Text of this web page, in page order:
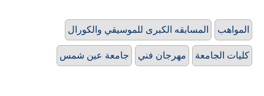
المسابقه الكبرى للموسيقي والكورال المواهب
جامعة عين شمس مهرجان فني كليات الجامعة